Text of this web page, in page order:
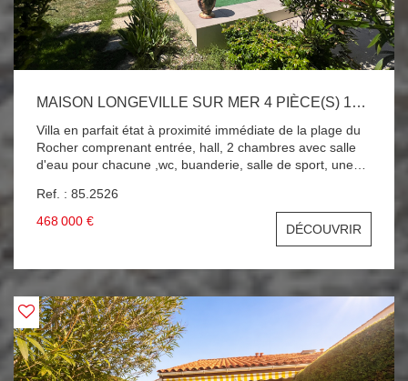
MAISON LONGEVILLE SUR MER 4 PIÈCE(S) 144 M2
Villa en parfait état à proximité immédiate de la plage du
Rocher comprenant entrée, hall, 2 chambres avec salle
d'eau pour chacune ,wc, buanderie, salle de sport, une
cheminée insert, cuisine américaine équipée, 3 ème
chambre avec salle de bains ,wc, 2 terrasses bien
exposées, grand garage, 357 m2 de terrain. DU VOLUME
POUR CETTE VILLA A PROXIMITE IMMEDIATE DE LA
PLAGE DU ROCHER !!! A SAISIR !!!
Ref. : 85.2526
468 000 €
DÉCOUVRIR